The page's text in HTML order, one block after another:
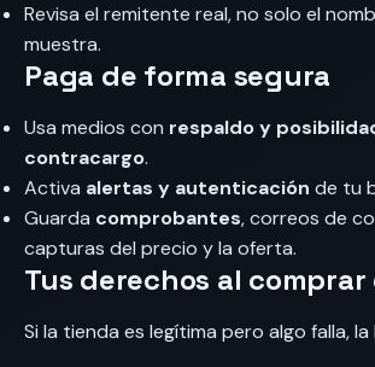
Revisa el remitente real, no solo el
muestra.
Paga de forma segura
Usa medios con respaldo y
contracargo.
Activa alertas y autenticación de tu
Guarda comprobantes, correos de
capturas del precio y la oferta.
Tus derechos al
Si la tienda es legítima pero algo falla,